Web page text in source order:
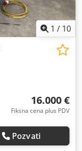
1 / 10
16.000 €
Fiksna cena plus PDV
Pozvati